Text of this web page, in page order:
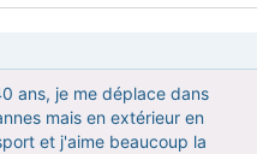
ans, je me déplace dans
mais en extérieur en
et j'aime beaucoup la